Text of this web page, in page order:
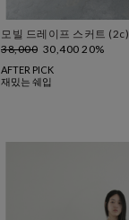
모빌 드레이프 스커트 (2c)
38,000 30,400 20%
AFTER PICK
재밌는 쉐입